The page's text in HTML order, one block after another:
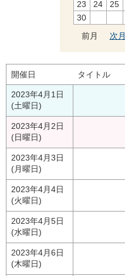
23
24 25
30
前月
次月
開催日 タイトル
2023年4月1日
(土曜日)
2023年4月2日
(日曜日)
2023年4月3日
(月曜日)
2023年4月4日
(火曜日)
2023年4月5日
(水曜日)
2023年4月6日
(木曜日)